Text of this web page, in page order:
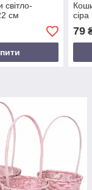
світло-
см
79